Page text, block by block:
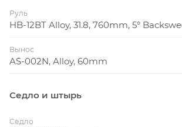
Руль
HB-12BT Alloy, 31.8, 760mm, 5°
Вынос
AS-002N, Alloy, 60mm
Седло и штырь
Седло